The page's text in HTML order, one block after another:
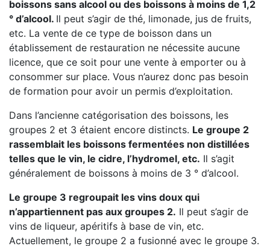
boissons sans alcool ou des boissons à moins de 1,2
° d’alcool. Il peut s’agir de thé, limonade, jus de fruits,
etc. La vente de ce type de boisson dans un
établissement de restauration ne nécessite aucune
licence, que ce soit pour une vente à emporter ou à
consommer sur place. Vous n’aurez donc pas besoin
de formation pour avoir un permis d’exploitation.
Dans l’ancienne catégorisation des boissons, les
groupes 2 et 3 étaient encore distincts. Le groupe 2
rassemblait les boissons fermentées non distillées
telles que le vin, le cidre, l’hydromel, etc. Il s’agit
généralement de boissons à moins de 3 ° d’alcool.
Le groupe 3 regroupait les vins doux qui
n’appartiennent pas aux groupes 2. Il peut s’agir de
vins de liqueur, apéritifs à base de vin, etc.
Actuellement, le groupe 2 a fusionné avec le groupe 3.